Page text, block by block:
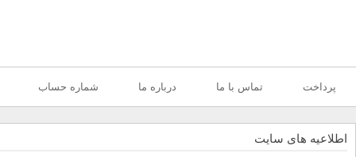
پرداخت تماس با ما درباره ما شماره حساب
اطلاعیه های سایت